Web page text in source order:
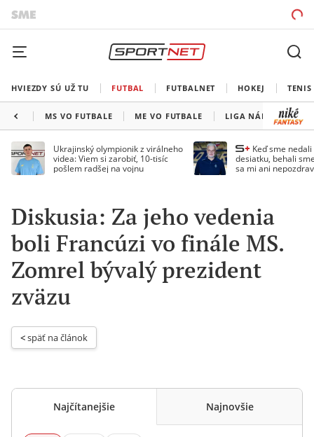
HVIEZDY SÚ UŽ TU FUTBAL FUTBALNET HOKEJ TENIS
MS VO FUTBALE ME VO FUTBALE LIGA NÁRODOV
Ukrajinský olympionik z virálneho
videa: Viem si zarobiť, 10-tisíc
pošlem radšej na vojnu
Keď sme
desiatku, behali
sa mi ani
Diskusia: Za jeho vedenia
boli Francúzi vo finále MS.
Zomrel bývalý prezident
zväzu
< späť na článok
Najčítanejšie Najnovšie